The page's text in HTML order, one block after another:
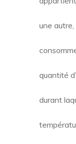
une
quantité
durant